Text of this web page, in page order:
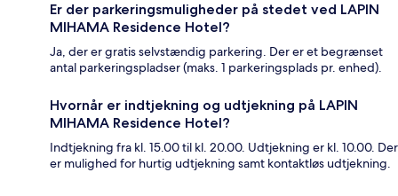
Er der parkeringsmuligheder på stedet ved LAPIN
MIHAMA Residence Hotel?
Ja, der er gratis selvstændig parkering. Der er et begrænset
antal parkeringspladser (maks. 1 parkeringsplads pr. enhed).
Hvornår er indtjekning og udtjekning på LAPIN
MIHAMA Residence Hotel?
Indtjekning fra kl. 15.00 til kl. 20.00. Udtjekning er kl. 10.00. Der
er mulighed for hurtig udtjekning samt kontaktløs udtjekning.